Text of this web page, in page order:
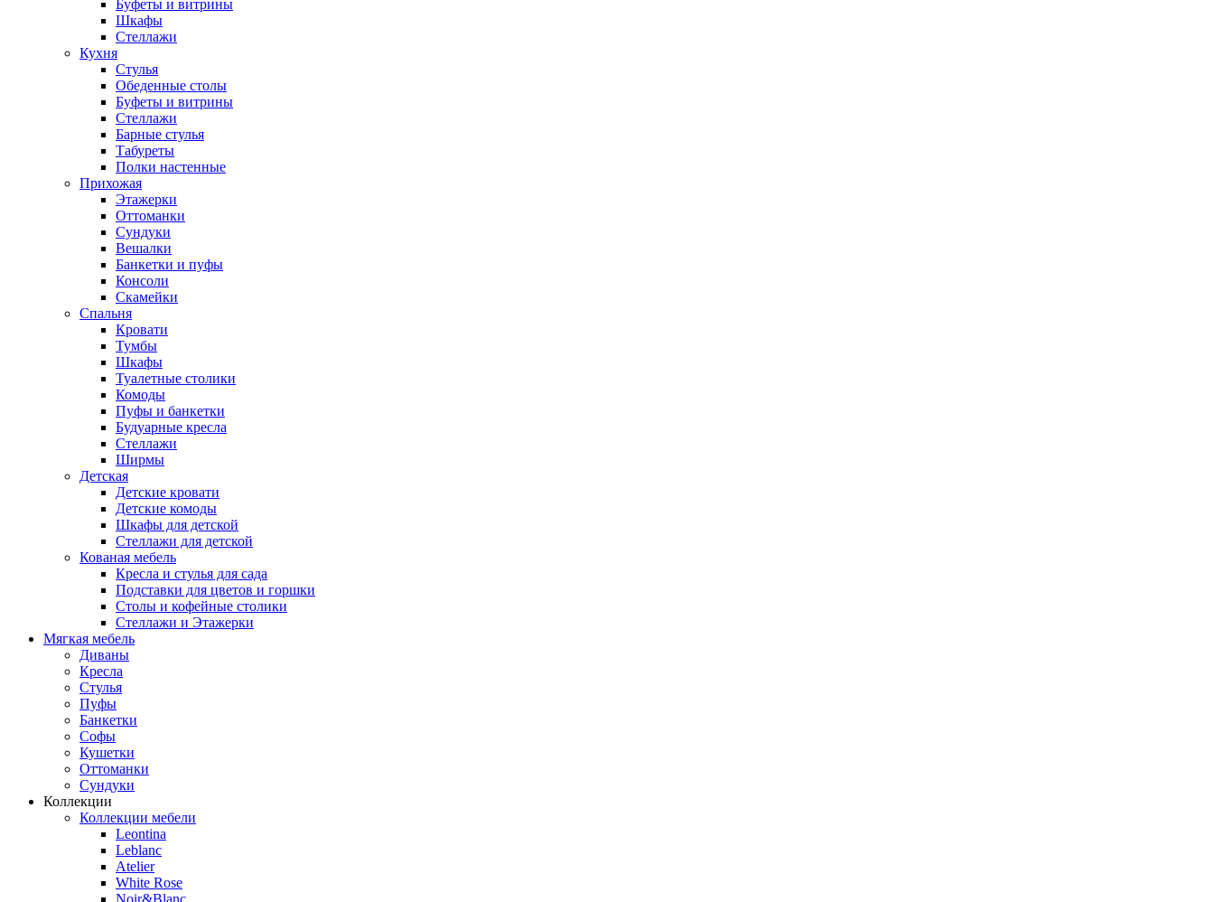
Буфеты и витрины
Шкафы
Стеллажи
Кухня
Стулья
Обеденные столы
Буфеты и витрины
Стеллажи
Барные стулья
Табуреты
Полки настенные
Прихожая
Этажерки
Оттоманки
Сундуки
Вешалки
Банкетки и пуфы
Консоли
Скамейки
Спальня
Кровати
Тумбы
Шкафы
Туалетные столики
Комоды
Пуфы и банкетки
Будуарные кресла
Стеллажи
Ширмы
Детская
Детские кровати
Детские комоды
Шкафы для детской
Стеллажи для детской
Кованая мебель
Кресла и стулья для сада
Подставки для цветов и горшки
Столы и кофейные столики
Стеллажи и Этажерки
Мягкая мебель
Диваны
Кресла
Стулья
Пуфы
Банкетки
Софы
Кушетки
Оттоманки
Сундуки
Коллекции
Коллекции мебели
Leontina
Leblanc
Аtelier
White Rose
Noir&Blanc